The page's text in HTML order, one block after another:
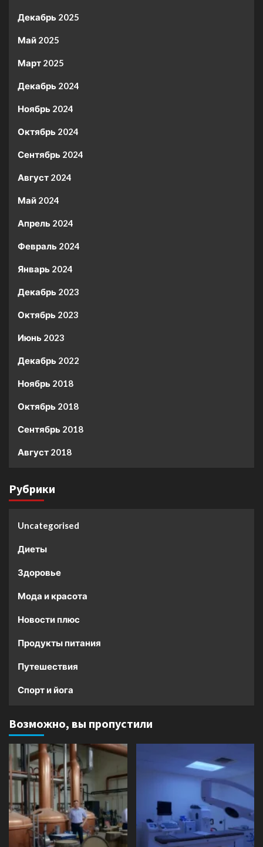
Декабрь 2025
Май 2025
Март 2025
Декабрь 2024
Ноябрь 2024
Октябрь 2024
Сентябрь 2024
Август 2024
Май 2024
Апрель 2024
Февраль 2024
Январь 2024
Декабрь 2023
Октябрь 2023
Июнь 2023
Декабрь 2022
Ноябрь 2018
Октябрь 2018
Сентябрь 2018
Август 2018
Рубрики
Uncategorised
Диеты
Здоровье
Мода и красота
Новости плюс
Продукты питания
Путешествия
Спорт и йога
Возможно, вы пропустили